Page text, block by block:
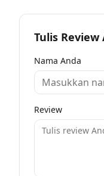
Tulis Review
Nama Anda
Review